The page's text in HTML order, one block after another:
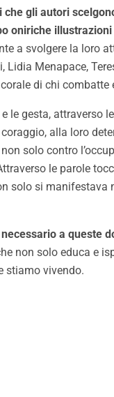
gli autori
oniriche
a svolgere la loro
Menapace,
di chi
gesta, attraverso
alla loro
solo contro
le parole
solo si
a queste
non solo educa e
stiamo vivendo.